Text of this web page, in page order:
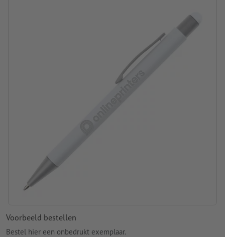
Voorbeeld bestellen
Bestel hier een onbedrukt exemplaar.